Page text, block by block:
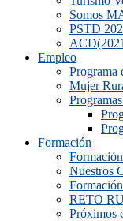
Somos
PSTD
Empleo
Programa
Mujer
Formación
Nuestros
RETO
Próximos